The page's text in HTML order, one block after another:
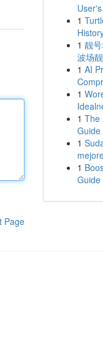
Page
1
1 靓
波场
1 AI
1
1 The
Guide
1
1
Guide